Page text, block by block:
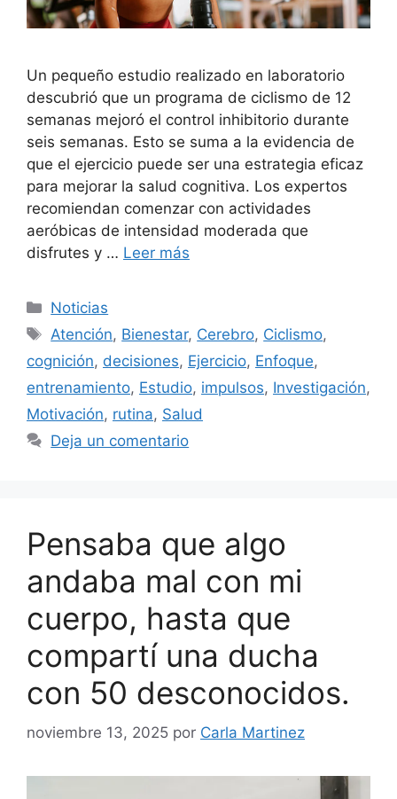
Un pequeño estudio realizado en laboratorio
descubrió que un programa de ciclismo de 12
semanas mejoró el control inhibitorio durante
seis semanas. Esto se suma a la evidencia de
que el ejercicio puede ser una estrategia eficaz
para mejorar la salud cognitiva. Los expertos
recomiendan comenzar con actividades
aeróbicas de intensidad moderada que
disfrutes y … Leer más
Categorías
Noticias
Etiquetas
Atención, Bienestar, Cerebro, Ciclismo,
cognición, decisiones, Ejercicio, Enfoque,
entrenamiento, Estudio, impulsos, Investigación,
Motivación, rutina, Salud
Deja un comentario
Pensaba que algo
andaba mal con mi
cuerpo, hasta que
compartí una ducha
con 50 desconocidos.
noviembre 13, 2025 por Carla Martinez